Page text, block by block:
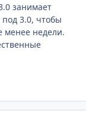
занимает
3.0, чтобы
менее недели.